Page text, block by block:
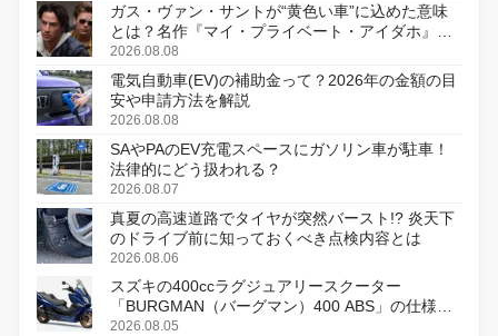
ガス・ヴァン・サントが“黄色い車”に込めた意味
とは？名作『マイ・プライベート・アイダホ』が
初のデジタルリマスター版で復活
2026.08.08
電気自動車(EV)の補助金って？2026年の金額の目
安や申請方法を解説
2026.08.08
SAやPAのEV充電スペースにガソリン車が駐車！
法律的にどう扱われる？
2026.08.07
真夏の高速道路でタイヤが突然バースト!? 炎天下
のドライブ前に知っておくべき点検内容とは
2026.08.06
スズキの400ccラグジュアリースクーター
「BURGMAN（バーグマン）400 ABS」の仕様を
変更し、8月18日に発売
2026.08.05